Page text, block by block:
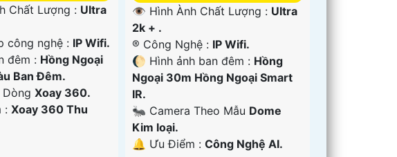
Chất Lượng : Ultra
công nghệ : IP Wifi.
đêm : Hồng Ngoại
Ban Đêm.
Xoay 360.
: Xoay 360 Thu
👁 Hình Ành Chất Lượng : Ultra
2k + .
®️ Công Nghệ : IP Wifi.
🌔 Hình ảnh ban đêm : Hồng
Ngoại 30m Hồng Ngoại Smart
IR.
🐜 Camera Theo Mẫu Dome
Kim loại.
️🔔 Ưu Điểm :Công Nghệ AI.